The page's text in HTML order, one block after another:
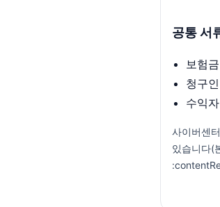
공통 서
보험
청구
수익
사이버센
있습니다(